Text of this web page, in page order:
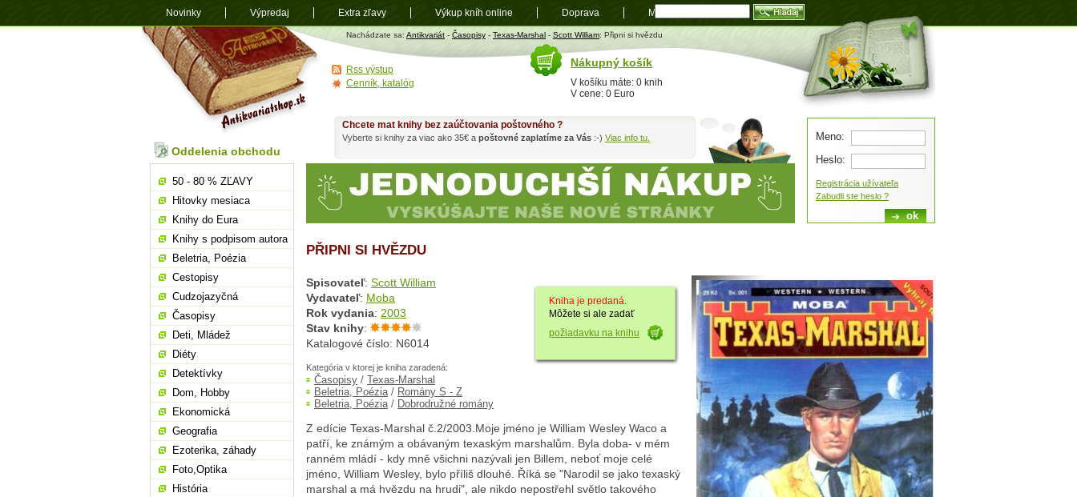
Antikvariát
shop.sk
Nachádzate sa: Antikvariát - Časopisy - Texas-Marshal - Scott William: Připni si hvězdu
PŘIPNI SI HVĚZDU
Kniha je predaná.
Môžete si ale zadať
požiadavku na knihu
Spisovateľ: Scott William
Vydavateľ: Moba
Rok vydania: 2003
Stav knihy:
Katalogové číslo: N6014
Kategória v ktorej je kniha zaradená:
Časopisy / Texas-Marshal
Beletria, Poézia/ Romány S - Z
Beletria, Poézia/ Dobrodružné romány
Z edície Texas-Marshal č.2/2003.Moje jméno je William Wesley Waco a
patří, ke známým a obávaným texaským marshalům. Byla doba- v mém
ranném mládí - kdy mně všichni nazývali jen Billem, neboť moje celé
jméno, William Wesley, bylo příliš dlouhé. Říká se "Narodil se jako texaský
marshal a má hvězdu na hrudi", ale nikdo nepostřehl světlo takového
Chcete mat knihy bez zaúčtovania poštovného ?
Vyberte si knihy za viac ako 35€ a poštovné zaplatíme za Vás :-) Viac info tu.
Oddelenia obchodu
50 - 80 % ZĽAVY
Hitovky mesiaca
Knihy do Eura
Knihy s podpisom autora
Beletria, Poézia
Cestopisy
Cudzojazyčná
Časopisy
Deti, Mládež
Diéty
Detektívky
Dom, Hobby
Ekonomická
Geografia
Ezoterika, záhady
Foto,Optika
História
Meno:
Heslo:
Registrácia užívateľa
Zabudli ste heslo ?
Nákupný košík
V košíku máte: 0 knih
V cene: 0 Euro
Rss výstup
Cenník, katalóg
Novinky Výpredaj Extra zľavy Výkup kníh online Doprava Mapa